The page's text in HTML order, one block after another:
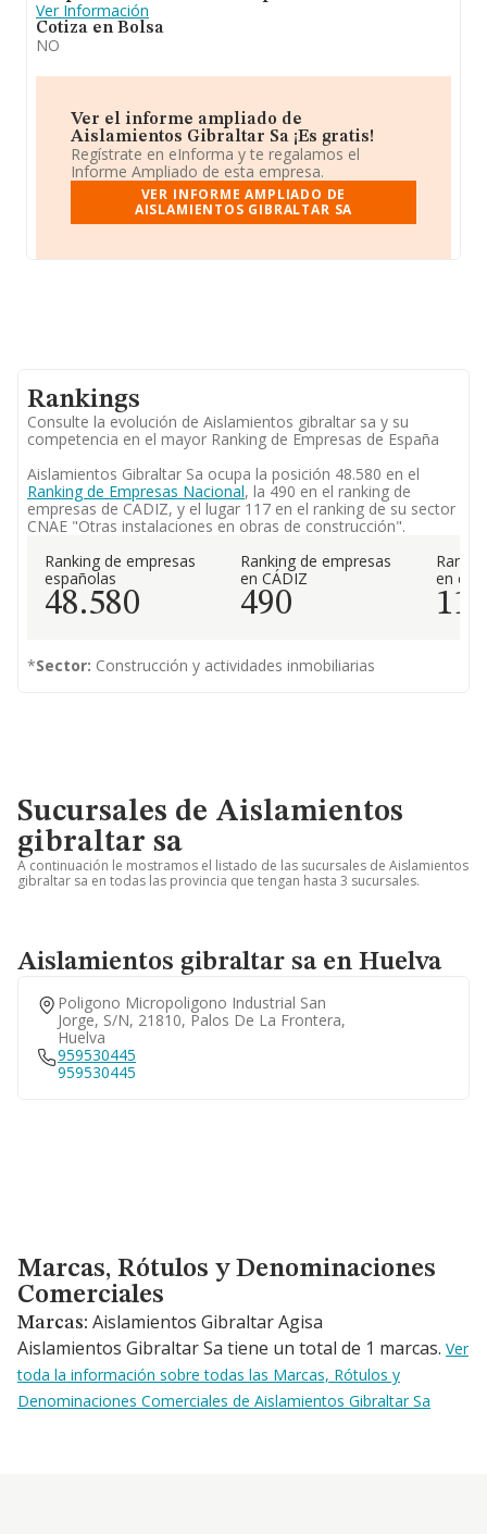
Ver Información
Cotiza en Bolsa
NO
Ver el informe ampliado de
Aislamientos Gibraltar Sa ¡Es gratis!
Regístrate en eInforma y te regalamos el
Informe Ampliado de esta empresa.
VER INFORME AMPLIADO DE
AISLAMIENTOS GIBRALTAR SA
Rankings
Consulte la evolución de Aislamientos gibraltar sa y su
competencia en el mayor Ranking de Empresas de España
Aislamientos Gibraltar Sa ocupa la posición 48.580 en el
Ranking de Empresas Nacional, la 490 en el ranking de
empresas de CADIZ, y el lugar 117 en el ranking de su sector
CNAE "Otras instalaciones en obras de construcción".
Ranking de empresas
españolas
48.580
Ranking de empresas
en CÁDIZ
490
en el
117
*Sector: Construcción y actividades inmobiliarias
Sucursales de Aislamientos
gibraltar sa
A continuación le mostramos el listado de las sucursales de Aislamientos
gibraltar sa en todas las provincia que tengan hasta 3 sucursales.
Aislamientos gibraltar sa en Huelva
Poligono Micropoligono Industrial San
Jorge, S/n, 21810, Palos De La Frontera,
Huelva
959530445
959530445
Marcas, Rótulos y Denominaciones Comerciales
Marcas, Rótulos y Denominaciones
Comerciales
Marcas: Aislamientos Gibraltar Agisa
Aislamientos Gibraltar Sa tiene un total de 1 marcas. Ver
toda la información sobre todas las Marcas, Rótulos y
Denominaciones Comerciales de Aislamientos Gibraltar Sa